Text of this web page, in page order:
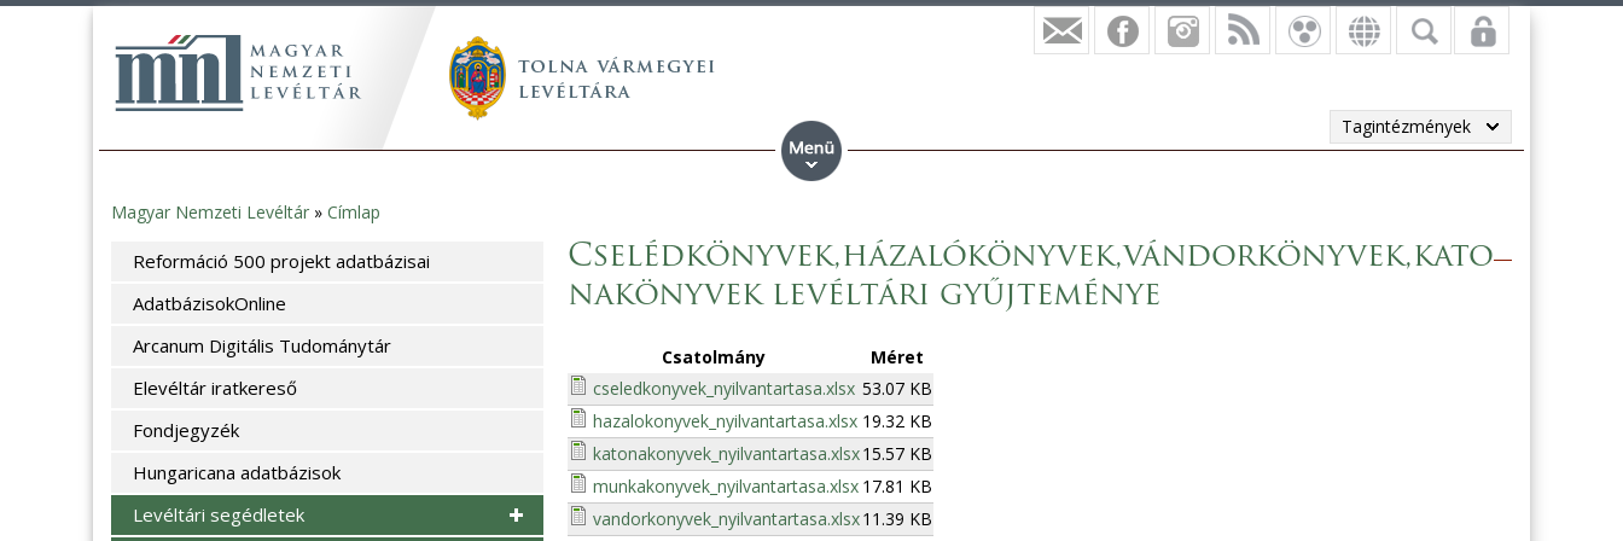
Tagintézmények
Jelenlegi
hely
Magyar Nemzeti Levéltár » Címlap
Cselédkönyvek,házalókönyvek,vándorkönyvek,kato
nakönyvek levéltári gyűjteménye
Csatolmány
Méret
cseledkonyvek_nyilvantartasa.xlsx 53.07 KB
hazalokonyvek_nyilvantartasa.xlsx 19.32 KB
katonakonyvek_nyilvantartasa.xlsx15.57 KB
munkakonyvek_nyilvantartasa.xlsx 17.81 KB
vandorkonyvek_nyilvantartasa.xlsx11.39 KB
Reformáció 500 projekt adatbázisai
AdatbázisokOnline
Arcanum Digitális Tudománytár
Elevéltár iratkereső
Fondjegyzék
Hungaricana adatbázisok
Levéltári segédletek